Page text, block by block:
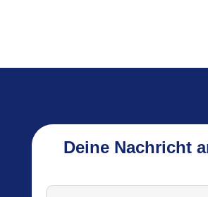
Deine Nachricht